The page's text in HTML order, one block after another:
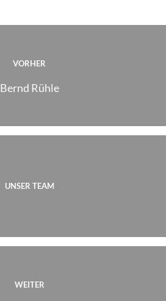
VORHER
Bernd Rühle
UNSER TEAM
WEITER